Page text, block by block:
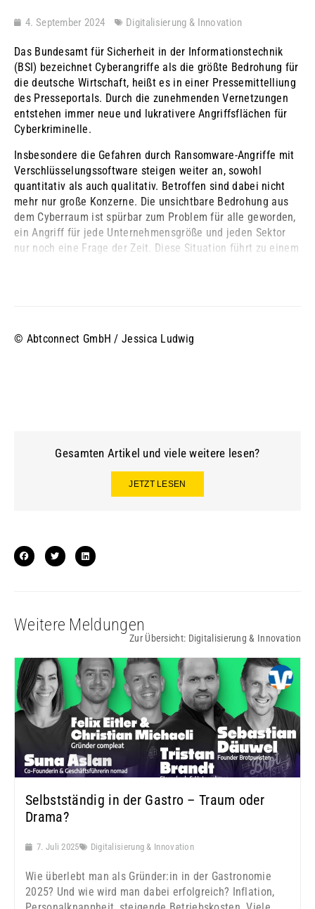
4. September 2024 Digitalisierung & Innovation
Das Bundesamt für Sicherheit in der Informationstechnik
(BSI) bezeichnet Cyberangriffe als die größte Bedrohung für
die deutsche Wirtschaft, heißt es in einer Pressemittelliung
des Presseportals. Durch die zunehmenden Vernetzungen
entstehen immer neue und lukrativere Angriffsflächen für
Cyberkriminelle.
Insbesondere die Gefahren durch Ransomware-Angriffe mit
Verschlüsselungssoftware steigen weiter an, sowohl
quantitativ als auch qualitativ. Betroffen sind dabei nicht
mehr nur große Konzerne. Die unsichtbare Bedrohung aus
dem Cyberraum ist spürbar zum Problem für alle geworden,
ein Angriff für jede Unternehmensgröße und jeden Sektor
nur noch eine Frage der Zeit. Diese Situation führt zu einem
© Abtconnect GmbH / Jessica Ludwig
Gesamten Artikel und viele weitere lesen?
JETZT LESEN
Weitere Meldungen
Zur Übersicht: Digitalisierung & Innovation
Selbstständig in der Gastro – Traum oder
Drama?
7. Juli 2025 Digitalisierung & Innovation
Wie überlebt man als Gründer:in in der Gastronomie
2025? Und wie wird man dabei erfolgreich? Inflation,